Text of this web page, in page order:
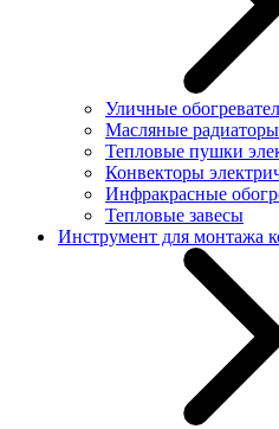
Уличные
Масляные радиаторы
Тепловые пушки
Конвекторы
Инфракрасные
Тепловые завесы
Инструмент для монтажа